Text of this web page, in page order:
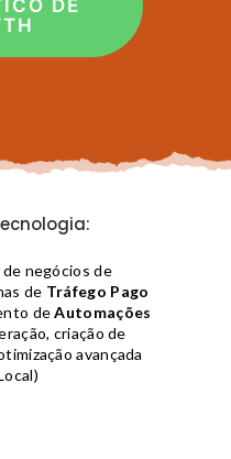
DE
negócios de
de Tráfego Pago
deAutomações
criação de
avançada